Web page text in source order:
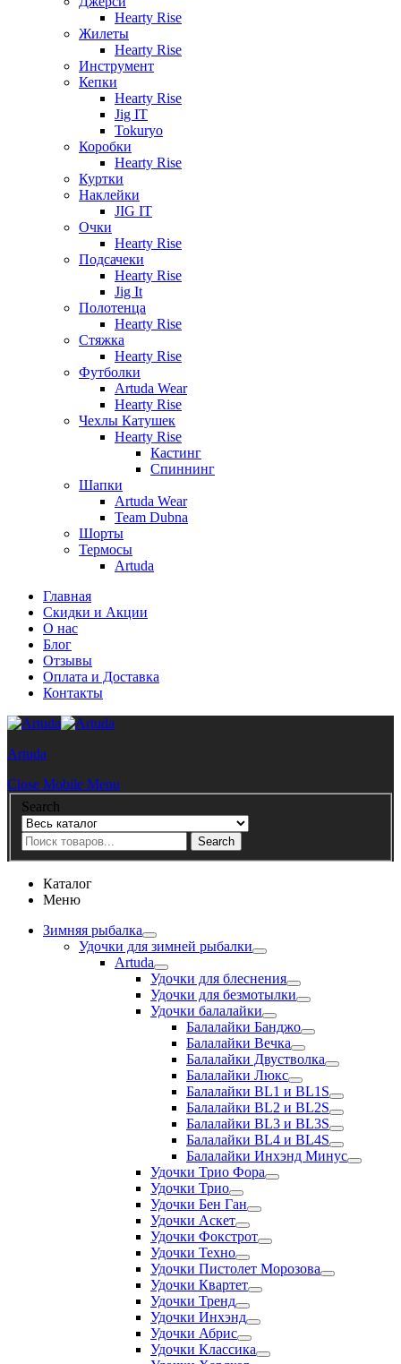
Hearty Rise
Жилеты
Hearty Rise
Инструмент
Кепки
Hearty Rise
Jig IT
Tokuryo
Коробки
Hearty Rise
Куртки
Наклейки
JIG IT
Очки
Hearty Rise
Подсачеки
Hearty Rise
Jig It
Полотенца
Hearty Rise
Стяжка
Hearty Rise
Футболки
Artuda Wear
Hearty Rise
Чехлы Катушек
Hearty Rise
Кастинг
Спиннинг
Шапки
Artuda Wear
Team Dubna
Шорты
Термосы
Artuda
Главная
Скидки и Акции
О нас
Блог
Отзывы
Оплата и Доставка
Контакты
Artuda
Close Mobile Menu
Search
Search
Каталог
Меню
Зимняя рыбалка
Удочки для зимней рыбалки
Artuda
Удочки для блеснения
Удочки для безмотылки
Удочки балалайки
Балалайки Банджо
Балалайки Вечка
Балалайки Двустволка
Балалайки Люкс
Балалайки BL1 и BL1S
Балалайки BL2 и BL2S
Балалайки BL3 и BL3S
Балалайки BL4 и BL4S
Балалайки Инхэнд Минус
Удочки Трио Фора
Удочки Трио
Удочки Бен Ган
Удочки Аскет
Удочки Фокстрот
Удочки Техно
Удочки Пистолет Морозова
Удочки Квартет
Удочки Тренд
Удочки Инхэнд
Удочки Абрис
Удочки Классика